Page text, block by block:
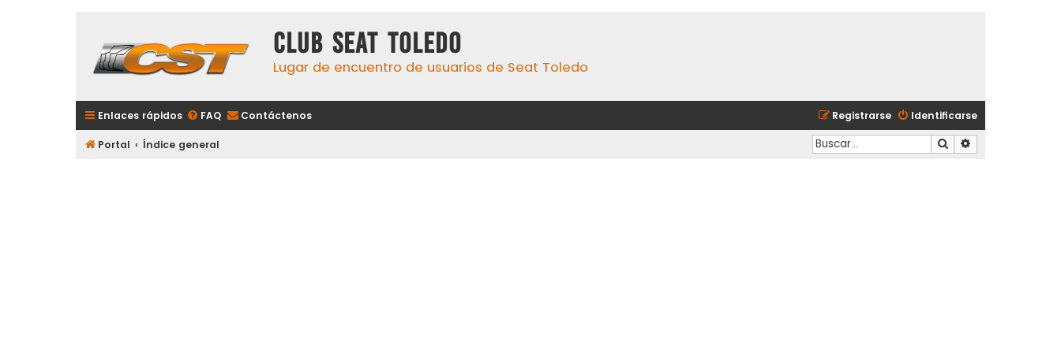
Club Seat Toledo
Lugar de encuentro de usuarios de Seat Toledo
Enlaces rápidos FAQ Contáctenos Identificarse
Registrarse
Portal Índice general Buscar